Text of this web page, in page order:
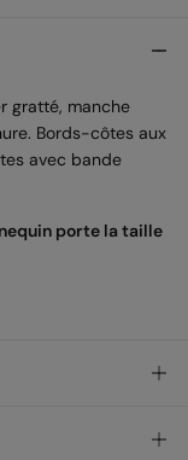
gratté, manche
Bords-côtes aux
avec bande
porte la taille